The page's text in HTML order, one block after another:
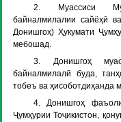
2. Муассиси
байналмилалии сайёҳӣ
Донишгоҳ) Ҳукумати
мебошад.
3. Донишгоҳ
байналмилалӣ буда,
тобеъ ва ҳисоботдиҳанда
4. Донишгоҳ
Ҷумҳурии Тоҷикистон,